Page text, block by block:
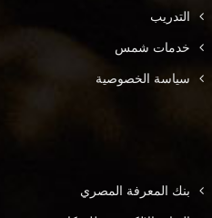
التدريب
خدمات شمس
سياسة الخصوصية
بنك المعرفة المصري